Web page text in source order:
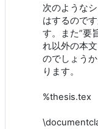
次のような
はするので
す。また”要
れ以外の本
のでしょう
ります。
%thesis.tex